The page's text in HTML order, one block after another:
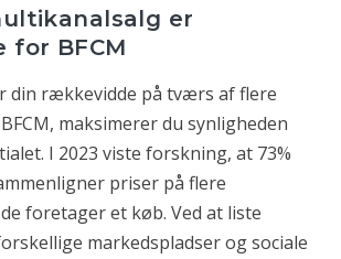
er
for BFCM
din rækkevidde på tværs af flere
maksimerer du synligheden
I 2023 viste forskning, at 73%
priser på flere
foretager et køb. Ved at liste
markedspladser og sociale